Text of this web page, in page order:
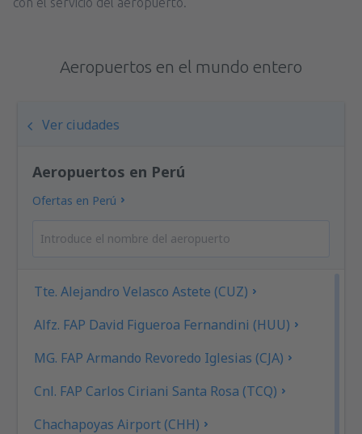
Aeropuertos en el mundo entero
Ver ciudades
Aeropuertos en Perú
Ofertas en Perú
Tte. Alejandro Velasco Astete (CUZ)
Alfz. FAP David Figueroa Fernandini (HUU)
MG. FAP Armando Revoredo Iglesias (CJA)
Cnl. FAP Carlos Ciriani Santa Rosa (TCQ)
Chachapoyas Airport (CHH)